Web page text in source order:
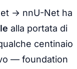
→ nnU-Net ha
alla portata di
centinaio
— foundation